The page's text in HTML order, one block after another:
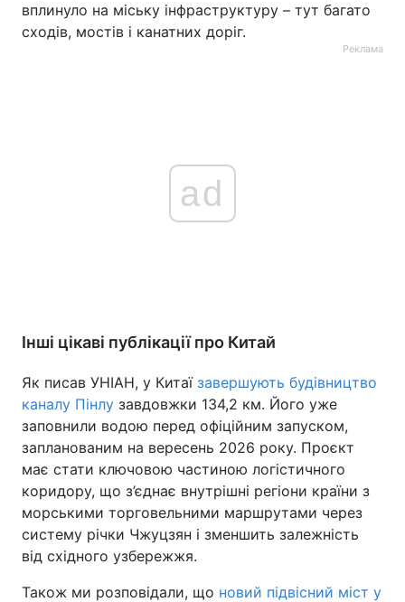
вплинуло на міську інфраструктуру – тут багато
сходів, мостів і канатних доріг.
Реклама
ad
Інші цікаві публікації про Китай
Як писав УНІАН, у Китаї завершують будівництво
каналу Пінлу завдовжки 134,2 км. Його уже
заповнили водою перед офіційним запуском,
запланованим на вересень 2026 року. Проєкт
має стати ключовою частиною логістичного
коридору, що з’єднає внутрішні регіони країни з
морськими торговельними маршрутами через
систему річки Чжуцзян і зменшить залежність
від східного узбережжя.
Також ми розповідали, що новий підвісний міст у